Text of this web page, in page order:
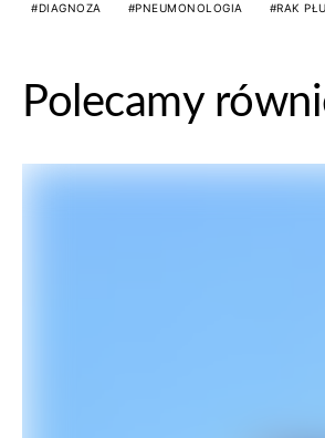
DIAGNOZA PNEUMONOLOGIA RAK
Polecamy